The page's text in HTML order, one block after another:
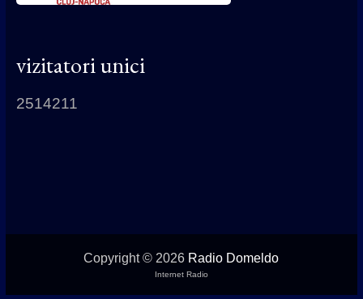
vizitatori unici
2514211
Copyright © 2026 Radio Domeldo
Internet Radio